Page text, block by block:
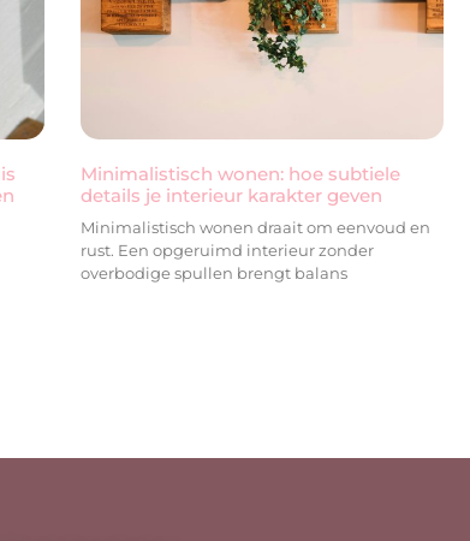
Minimalistisch wonen: hoe subtiele
details je interieur karakter geven
Minimalistisch wonen draait om eenvoud en
rust. Een opgeruimd interieur zonder
overbodige spullen brengt balans